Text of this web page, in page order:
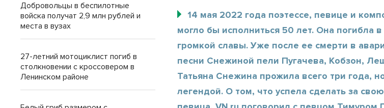
14 мая 2022 года поэтессе, певице и
могло бы исполниться 50 лет. Она погибла
громкой славы. Уже после ее смерти в
песни Снежиной пели Пугачева, Кобзон,
Татьяна Снежина прожила всего три года,
легендой. О том, что успела сделать за
Добровольцы в беспилотные
войска получат 2,9 млн рублей и
места в вузах
27-летний мотоциклист погиб в
столкновении с кроссовером в
Ленинском районе